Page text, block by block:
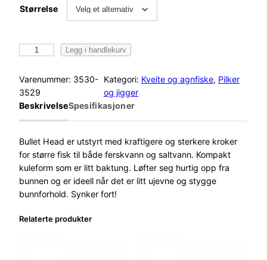
Størrelse
n
e
r
g
g
h
o
d
B
Legg i handlekurv
Varenummer: 3530-
3529
Kategori: Kveite og agnfiske, Pilker
og jigger
BeskrivelseSpesifikasjoner
Bullet Head er utstyrt med kraftigere og sterkere kroker
for større fisk til både ferskvann og saltvann. Kompakt
kuleform som er litt baktung. Løfter seg hurtig opp fra
bunnen og er ideell når det er litt ujevne og stygge
bunnforhold. Synker fort!
Relaterte produkter